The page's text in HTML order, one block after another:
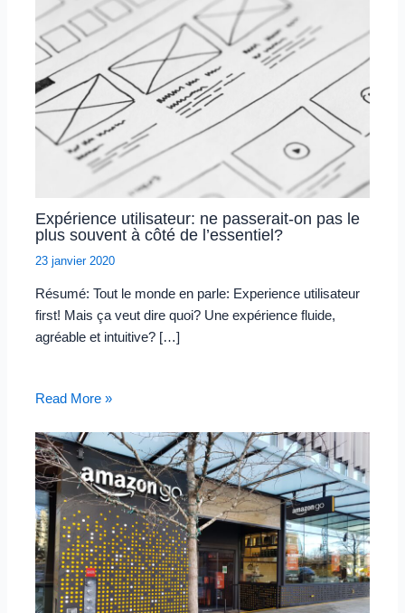
Expérience utilisateur: ne passerait-on pas le
plus souvent à côté de l’essentiel?
23 janvier 2020
Résumé: Tout le monde en parle: Experience utilisateur
first! Mais ça veut dire quoi? Une expérience fluide,
agréable et intuitive? […]
Read More »